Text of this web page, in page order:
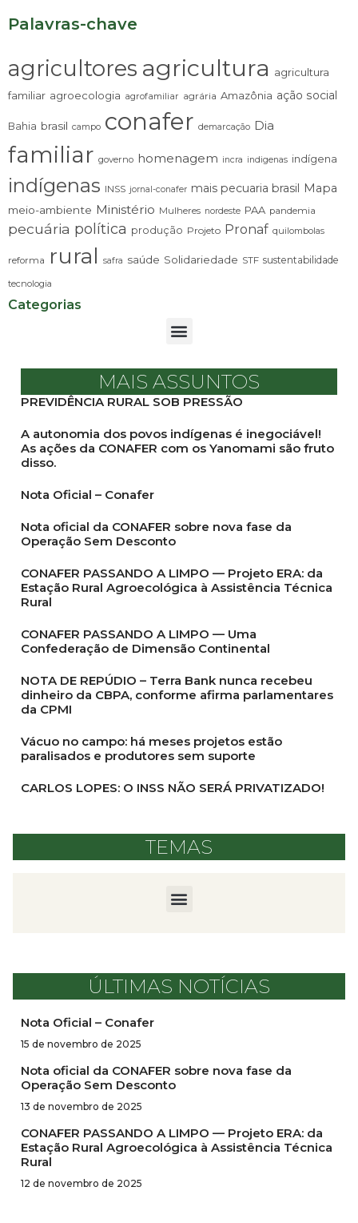
Palavras-chave
agricultores agricultura agricultura
familiar agroecologia agrofamiliar agrária Amazônia ação social
Bahia brasil campo conafer demarcação Dia
familiar governo homenagem incra indigenas indígena
indígenas INSS jornal-conafer mais pecuaria brasil Mapa
meio-ambiente Ministério Mulheres nordeste PAA pandemia
pecuária política produção Projeto Pronaf quilombolas
reforma rural safra saúde Solidariedade STF sustentabilidade
tecnologia
Categorias
MAIS ASSUNTOS
PREVIDÊNCIA RURAL SOB PRESSÃO
A autonomia dos povos indígenas é inegociável!
As ações da CONAFER com os Yanomami são fruto
disso.
Nota Oficial – Conafer
Nota oficial da CONAFER sobre nova fase da
Operação Sem Desconto
CONAFER PASSANDO A LIMPO — Projeto ERA: da
Estação Rural Agroecológica à Assistência Técnica
Rural
CONAFER PASSANDO A LIMPO — Uma
Confederação de Dimensão Continental
NOTA DE REPÚDIO – Terra Bank nunca recebeu
dinheiro da CBPA, conforme afirma parlamentares
da CPMI
Vácuo no campo: há meses projetos estão
paralisados e produtores sem suporte
CARLOS LOPES: O INSS NÃO SERÁ PRIVATIZADO!
TEMAS
ÚLTIMAS NOTÍCIAS
Nota Oficial – Conafer
15 de novembro de 2025
Nota oficial da CONAFER sobre nova fase da
Operação Sem Desconto
13 de novembro de 2025
CONAFER PASSANDO A LIMPO — Projeto ERA: da
Estação Rural Agroecológica à Assistência Técnica
Rural
12 de novembro de 2025